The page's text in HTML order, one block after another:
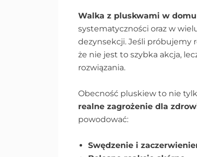
Walka z pluskwami w
systematyczności oraz w
dezynsekcji. Jeśli próbujemy
że nie jest to szybka akcja,
rozwiązania.
Obecność pluskiew to nie
realne zagrożenie dla
powodować:
Swędzenie i